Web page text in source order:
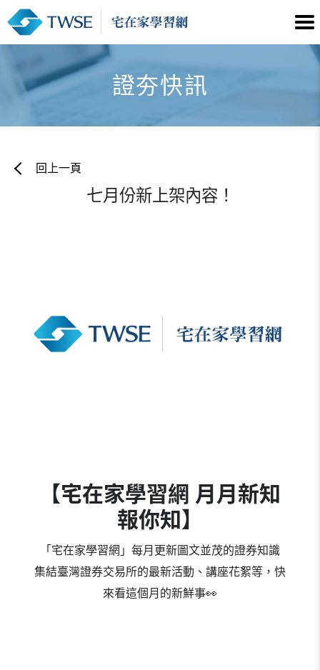
證夯快訊
回上一頁
七月份新上架內容！
【宅在家學習網 月月新知
報你知】
「宅在家學習網」每月更新圖文並茂的證券知識
集結臺灣證券交易所的最新活動、講座花絮等，快
來看這個月的新鮮事👀